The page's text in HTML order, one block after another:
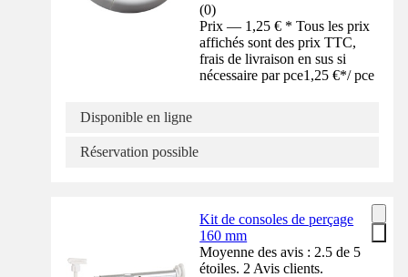
(0)
Prix — 1,25 € * Tous les prix
affichés sont des prix TTC,
frais de livraison en sus si
nécessaire par pce1,25 €*/ pce
Disponible en ligne
Réservation possible
Kit de consoles de perçage
160 mm
Moyenne des avis : 2.5 de 5
étoiles. 2 Avis clients.